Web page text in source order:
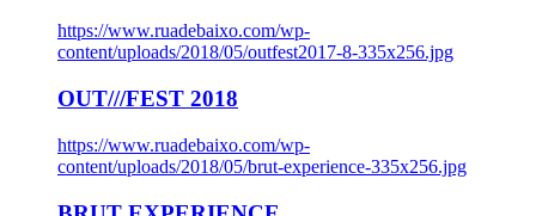
https://www.ruadebaixo.com/wp-
content/uploads/2018/05/outfest2017-8-335x256.jpg
OUT///FEST 2018
https://www.ruadebaixo.com/wp-
content/uploads/2018/05/brut-experience-335x256.jpg